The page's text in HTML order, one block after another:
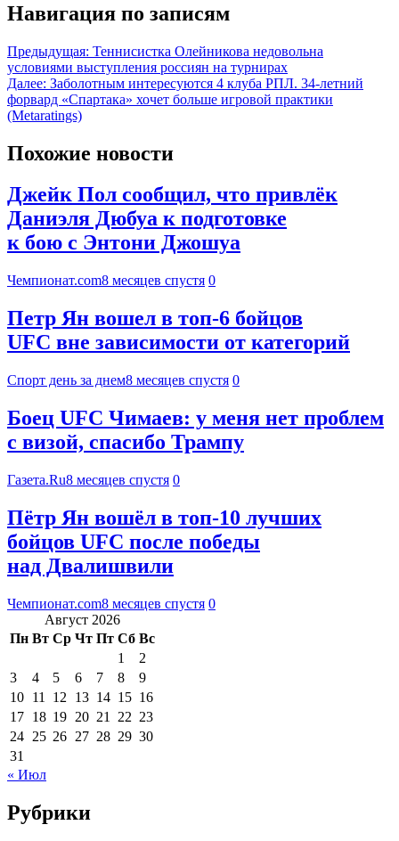
Навигация по записям
Предыдущая: Теннисистка Олейникова недовольна
условиями выступления россиян на турнирах
Далее: Заболотным интересуются 4 клуба РПЛ. 34-летний
форвард «Спартака» хочет больше игровой практики
(Metaratings)
Похожие новости
Джейк Пол сообщил, что привлёк
Даниэля Дюбуа к подготовке
к бою с Энтони Джошуа
Чемпионат.com8 месяцев спустя 0
Петр Ян вошел в топ-6 бойцов
UFC вне зависимости от категорий
Спорт день за днем8 месяцев спустя 0
Боец UFC Чимаев: у меня нет проблем
с визой, спасибо Трампу
Газета.Ru8 месяцев спустя 0
Пётр Ян вошёл в топ-10 лучших
бойцов UFC после победы
над Двалишвили
Чемпионат.com8 месяцев спустя 0
Август 2026
Пн Вт Ср Чт Пт Сб Вс
1
2
3
4 5 6 7 8
9
10 11 12 13 14 15 16
17 18 19 20 21 22 23
24 25 26 27 28 29 30
31
« Июл
Рубрики